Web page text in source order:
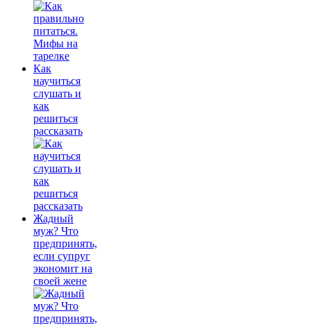
Как
научиться
слушать и
как
решиться
рассказать
Жадный
муж? Что
предпринять,
если супруг
экономит на
своей жене